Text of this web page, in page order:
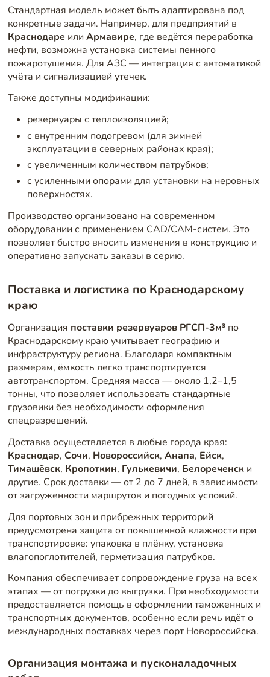
Стандартная модель может быть адаптирована под
конкретные задачи. Например, для предприятий в
Краснодареили Армавире, где ведётся переработка
нефти, возможна установка системы пенного
пожаротушения. Для АЗС — интеграция с автоматикой
учёта и сигнализацией утечек.
Также доступны модификации:
резервуары с теплоизоляцией;
с внутренним подогревом (для зимней
эксплуатации в северных районах края);
с увеличенным количеством патрубков;
с усиленными опорами для установки на неровных
поверхностях.
Производство организовано на современном
оборудовании с применением CAD/CAM-систем. Это
позволяет быстро вносить изменения в конструкцию и
оперативно запускать заказы в серию.
Поставка и логистика по Краснодарскому
краю
Организация поставки резервуаров РГСП-3м³по
Краснодарскому краю учитывает географию и
инфраструктуру региона. Благодаря компактным
размерам, ёмкость легко транспортируется
автотранспортом. Средняя масса — около 1,2–1,5
тонны, что позволяет использовать стандартные
грузовики без необходимости оформления
спецразрешений.
Доставка осуществляется в любые города края:
Краснодар, Сочи, Новороссийск, Анапа, Ейск,
Тимашёвск, Кропоткин, Гулькевичи, Белореченски
другие. Срок доставки — от 2 до 7 дней, в зависимости
от загруженности маршрутов и погодных условий.
Для портовых зон и прибрежных территорий
предусмотрена защита от повышенной влажности при
транспортировке: упаковка в плёнку, установка
влагопоглотителей, герметизация патрубков.
Компания обеспечивает сопровождение груза на всех
этапах — от погрузки до выгрузки. При необходимости
предоставляется помощь в оформлении таможенных и
транспортных документов, особенно если речь идёт о
международных поставках через порт Новороссийска.
Организация монтажа и пусконаладочных